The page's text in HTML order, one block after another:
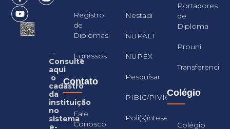
Consulte
aqui
o
cadastro
da
instituição
no
sistema
Portadores
de
Diploma
Prouni
Transferencia
Colégio
Colégio
Nestadi
NUPALT
NUPEX
Pesquisar
PIBIC/PIVIC
Poli(s)íntese
Registro
de
Diplomas
Egressos
Contato
Fale
Conosco